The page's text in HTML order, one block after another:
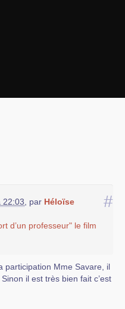
#
22:03 par Héloïse
d’un professeur" le film
participation Mme Savare, il
il est très bien fait c’est